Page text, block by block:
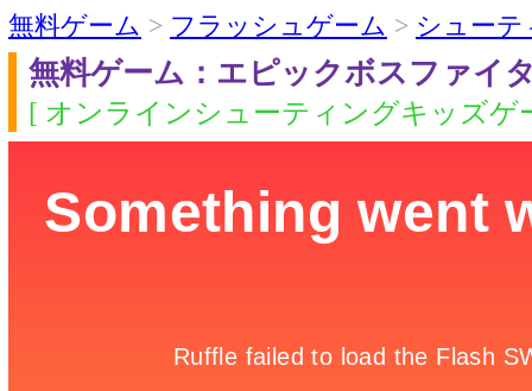
無料ゲーム > フラッシュゲーム > シューテ
無料ゲーム：エピックボスファイ
[ オンラインシューティングキッズゲ